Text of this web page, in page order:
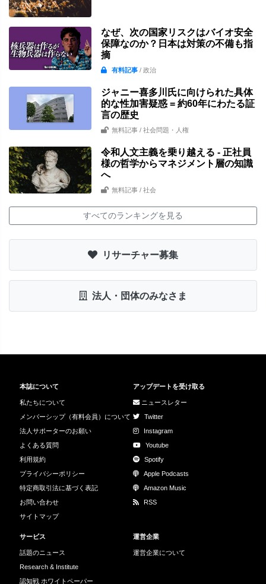
なぜ、次の国家リスクはバイオ安全
保障なのか？日本は対策の不備も指
摘
有料記事/ 政治
ジャニー喜多川氏に向けられた具体
的な性加害疑惑 = 約60年にわたる証
言の歴史
無料記事 / 社会問題・人権
令和人文主義を乗り越える - 正社員
様の哲学からマネジメント層の知識
へ
無料記事 / 社会
すべてのランキングを見る
リサーチャー募集
法人・団体のみなさま
本誌について
私たちについて
メンバーシップ（有料会員）について
法人サポーターのお願い
よくある質問
利用規約
プライバシーポリシー
特定商取引法に基づく表記
お問い合わせ
サイトマップ
アップデートを受け取る
ニュースレター
Twitter
Instagram
Youtube
Spotify
Apple Podcasts
Amazon Music
RSS
サービス
話題のニュース
Research & Institute
認知戦 ホワイトペーパー
運営企業
運営企業について